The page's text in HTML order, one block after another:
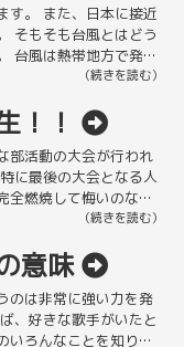
す。 また、日本に接近
そもそも台風とはどう
台風は熱帯地方で発生
。 言われてみたらそう
（続きを読む）
！！
部活動の大会が行われ
に最後の大会となる人
全燃焼して悔いのない
ちろんまだ先にコンク
（続きを読む）
意味
のは非常に強い力を発
、好きな歌手がいたと
いろんなことを知りた